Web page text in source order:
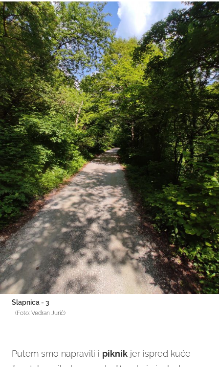
Slapnica - 3
(Foto: Vedran Jurić)
Putem smo napravili i piknik jer ispred kuće